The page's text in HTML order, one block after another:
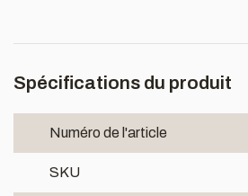
Spécifications du produit
Numéro de l'article
SKU